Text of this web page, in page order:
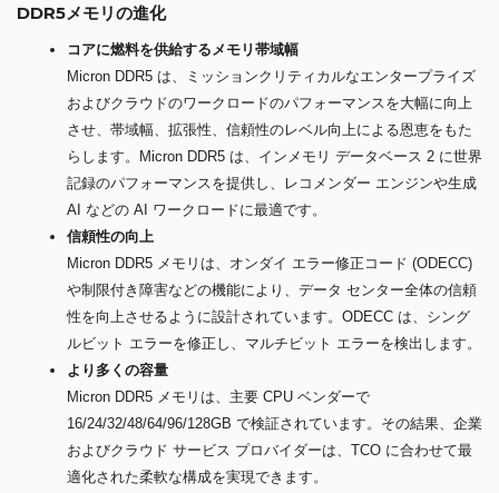
DDR5メモリの進化
コアに燃料を供給するメモリ帯域幅
Micron DDR5 は、ミッションクリティカルなエンタープライズ
およびクラウドのワークロードのパフォーマンスを大幅に向上
させ、帯域幅、拡張性、信頼性のレベル向上による恩恵をもた
らします。Micron DDR5 は、インメモリ データベース 2 に世界
記録のパフォーマンスを提供し、レコメンダー エンジンや生成
AI などの AI ワークロードに最適です。
信頼性の向上
Micron DDR5 メモリは、オンダイ エラー修正コード (ODECC)
や制限付き障害などの機能により、データ センター全体の信頼
性を向上させるように設計されています。ODECC は、シング
ルビット エラーを修正し、マルチビット エラーを検出します。
より多くの容量
Micron DDR5 メモリは、主要 CPU ベンダーで
16/24/32/48/64/96/128GB で検証されています。その結果、企業
およびクラウド サービス プロバイダーは、TCO に合わせて最
適化された柔軟な構成を実現できます。